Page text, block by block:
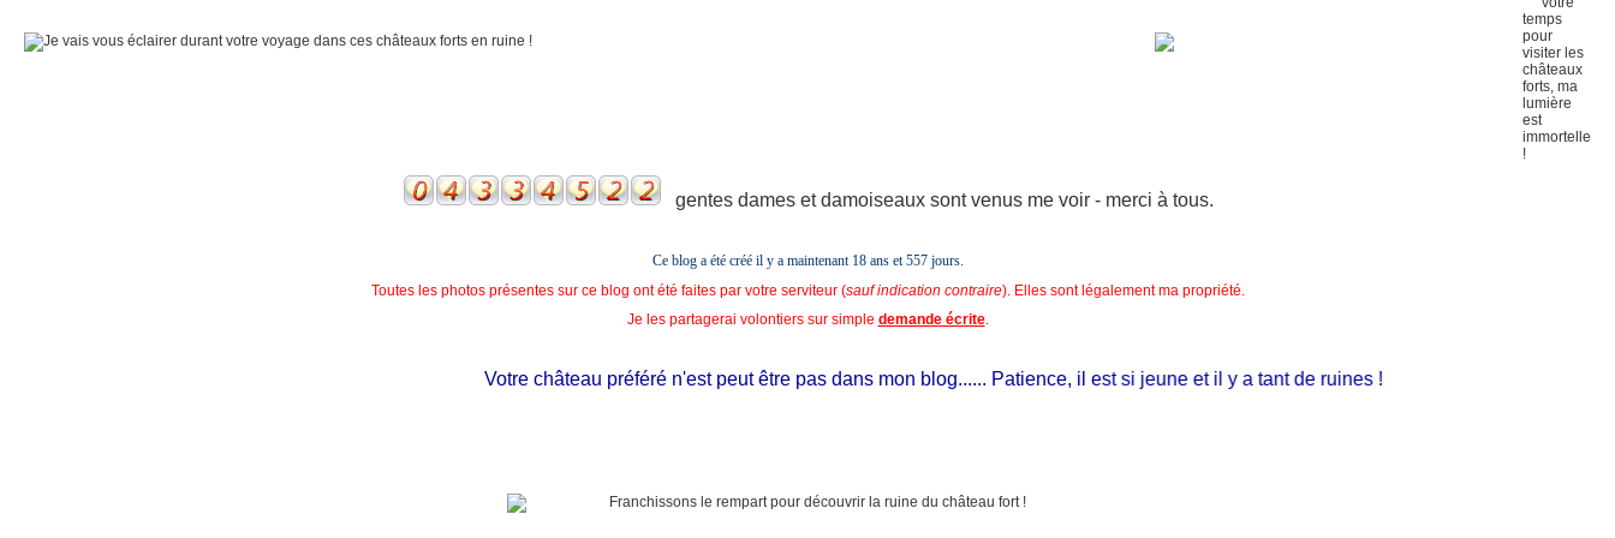
gentes dames et damoiseaux sont venus me voir - merci à tous.
Ce blog a été créé il y a maintenant 18 ans et557 jours.
Toutes les photos présentes sur ce blog ont été faites par votre serviteur (sauf indication contraire). Elles sont légalement ma propriété.
Je les partagerai volontiers sur simple demande écrite.
Votre château préféré n'est peut être pas dans mon blog...... Patience, il est si jeune et il y a tant de ruines !